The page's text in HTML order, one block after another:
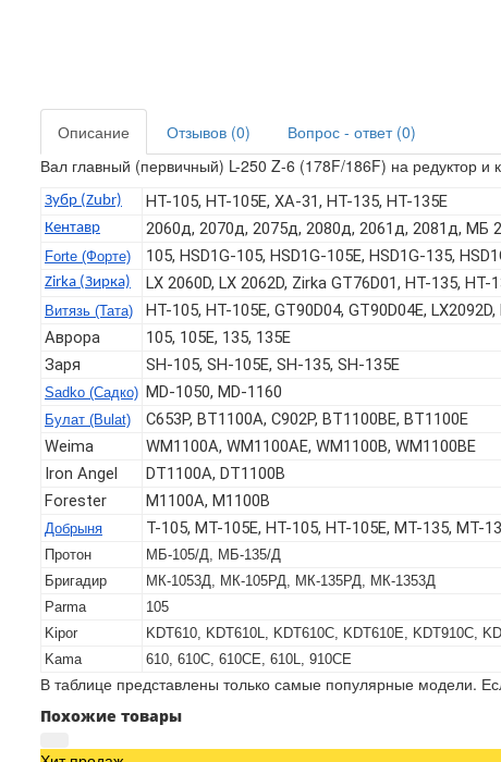
Описание Отзывов (0)
Вопрос - ответ (0)
Вал главный (первичный) L-250 Z-6 (178F/186F) на редуктор
Зубр (Zubr) HT-105, HT-105E, ХА-31, HT-135, HT-135E
Кентавр 2060д, 2070д, 2075д, 2080д, 2061д, 2081д, МБ
Forte (Форте) 105, HSD1G-105, HSD1G-105E, HSD1G-135,
Zirka (Зирка) LX 2060D, LX 2062D, Zirka GT76D01, HT-135, HT-
Витязь (Тата)
HT-105, HT-105E, GT90D04, GT90D04E, LX2092D,
Аврора
105, 105Е, 135, 135E
Заря
SH-105, SH-105E, SH-135, SH-135E
Sadko (Садко) MD-1050, MD-1160
Булат (Bulat)
C653P, BT1100A, C902P, BT1100BЕ, BT1100E
Weima
WM1100A, WM1100AE, WM1100B, WM1100BE
Iron Angel
DT1100A, DT1100B
Forester
M1100A, M1100B
Добрыня T-105, МТ-105Е, НТ-105, НТ-105Е, МТ-135, МТ-
Протон
МБ-105/Д, МБ-135/Д
Бригадир
МК-1053Д, МК-105РД, МК-135РД, МК-1353Д
Parma
105
Kipor
KDT610, KDT610L, KDT610C, KDT610E, KDT910C,
Kama
610, 610C, 610CE, 610L, 910CE
В таблице представлены только самые популярные модели.
Похожие товары